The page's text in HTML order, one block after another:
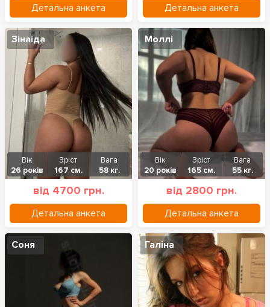
Детальна анкета Детальна анкета
Зінаіда
Вік
26 років
Зріст
167 см.
Вага
58 кг.
від 4700 грн.
Детальна анкета
Моллі
Вік
20 років
Зріст
165 см.
Вага
55 кг.
від 2800 грн.
Детальна анкета
Соня Галіна